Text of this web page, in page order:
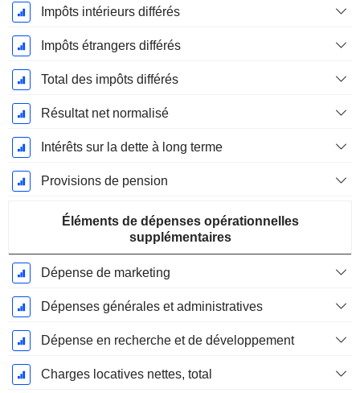
Impôts intérieurs différés
Impôts étrangers différés
Total des impôts différés
Résultat net normalisé
Intérêts sur la dette à long terme
Provisions de pension
Éléments de dépenses opérationnelles
supplémentaires
Dépense de marketing
Dépenses générales et administratives
Dépense en recherche et de développement
Charges locatives nettes, total